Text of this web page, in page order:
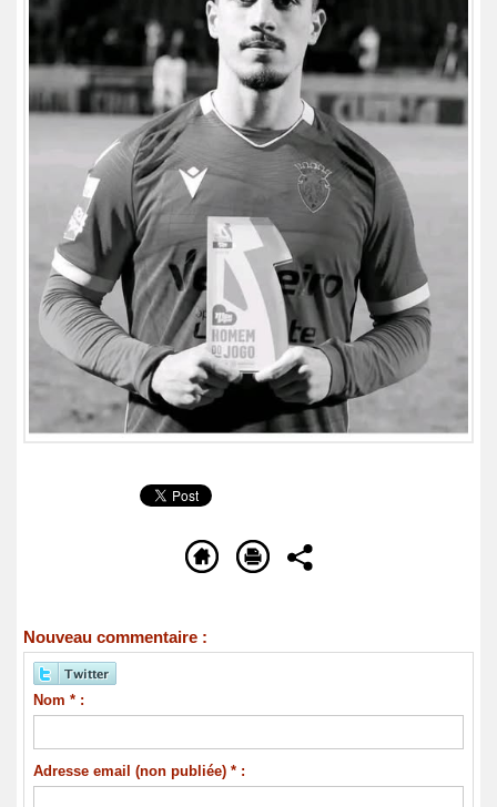
Nouveau commentaire :
Nom * :
Adresse email (non publiée) * :